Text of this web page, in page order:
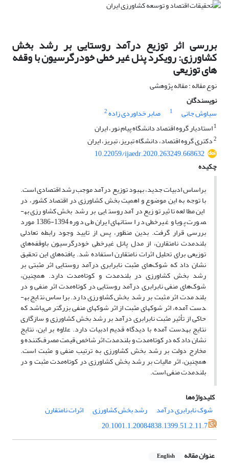
بررسی اثر توزیع درآمد روستایی بر رشد بخش
کشاورزی: رویکرد پنل غیر خطی خودرگرسیون با وقفه
های توزیعی
نوع مقاله : مقاله پژوهشی
نویسندگان
سیاوش جانی
1 صابر خداوردی زاده2
1استادیار گروه اقتصاد دانشگاه پیام نور، ایران
2دکتری گروه اقتصاد، دانشگاه تبریز، تبریز، ایران
10.22059/ijaedr.2020.263249.668632
چکیده
براساس ادبیات جدید، بهبود توزیع درآمد موجب رشد اقتصادی است.
با توجه به این موضوع و اهمیت بخش کشاورزی در اقتصاد کشور، در
این مطالعه تاثیر توزیع درآمد روستایی بر رشد بخش کشاورزی به­
صورت پویا و غیرخطی در استان­های ایران طی دوره 1394-1386 مورد
بررسی قرار گرفت. بدین منظور، پس از تایید وجود رابطه تعادلی
بلندمدت نامتقارن، از مدل پانل غیرخطی خودرگرسیون باوقفه‌های
توزیعی برای تحلیل اثرات نامتقارن استفاده شد. یافته‌های این تحقیق
نشان داد که شوک‌های مثبت نابرابری درآمد روستایی اثر مثبتی بر
رشد بخش کشاورزی در بلندمدت و کوتاه‌مدت دارد. همچنین،
شوک‌های منفی نابرابری درآمد روستایی در کوتاه‌مدت اثر منفی و در
بلندمدت اثر مثبت بر رشد بخش کشاورزی دارد. براساس نتایج به­
دست آمده، اثر شوک­های مثبت از اثر شوک­های منفی بزرگتر می‌باشد که
حاکی از تأثیر مثبت نابرابری درآمد بر رشد بخش کشاورزی و سازگاری
نتایج به­دست آمده با دیدگاه قدیم ادبیات دارد. علاوه بر این، نتایج
نشان داد که در کوتاه‌مدت و بلندمدت اثر شاخص قیمت مصرف‌کننده و
مخارج دولت بر رشد بخش کشاورزی به ترتیب منفی و مثبت است.
همچنین، اثر مالیات بر رشد بخش کشاورزی در کوتاه‌مدت مثبت و در
بلندمدت منفی است.
کلیدواژه‌ها
شوک نابرابری درآمد
رشد بخش کشاورزی
اثرات نامتقارن
20.1001.1.20084838.1399.51.2.11.7
عنوان مقاله English